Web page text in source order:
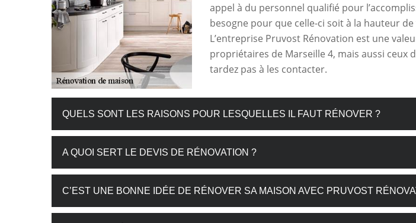
appel à du personnel qualifié pour
besogne pour que celle-ci soit à la hauteur de
L’entreprise Pruvost Rénovation est une
propriétaires de Marseille 4, mais aussi ceux
tardez pas à les contacter.
QUELS SONT LES RAISONS POUR LESQUELLES IL FAUT RÉNOVER ?
A QUOI SERT LE DEVIS DE RÉNOVATION ?
C’EST UNE BONNE IDÉE DE RÉNOVER SA MAISON AVEC PRUVOST